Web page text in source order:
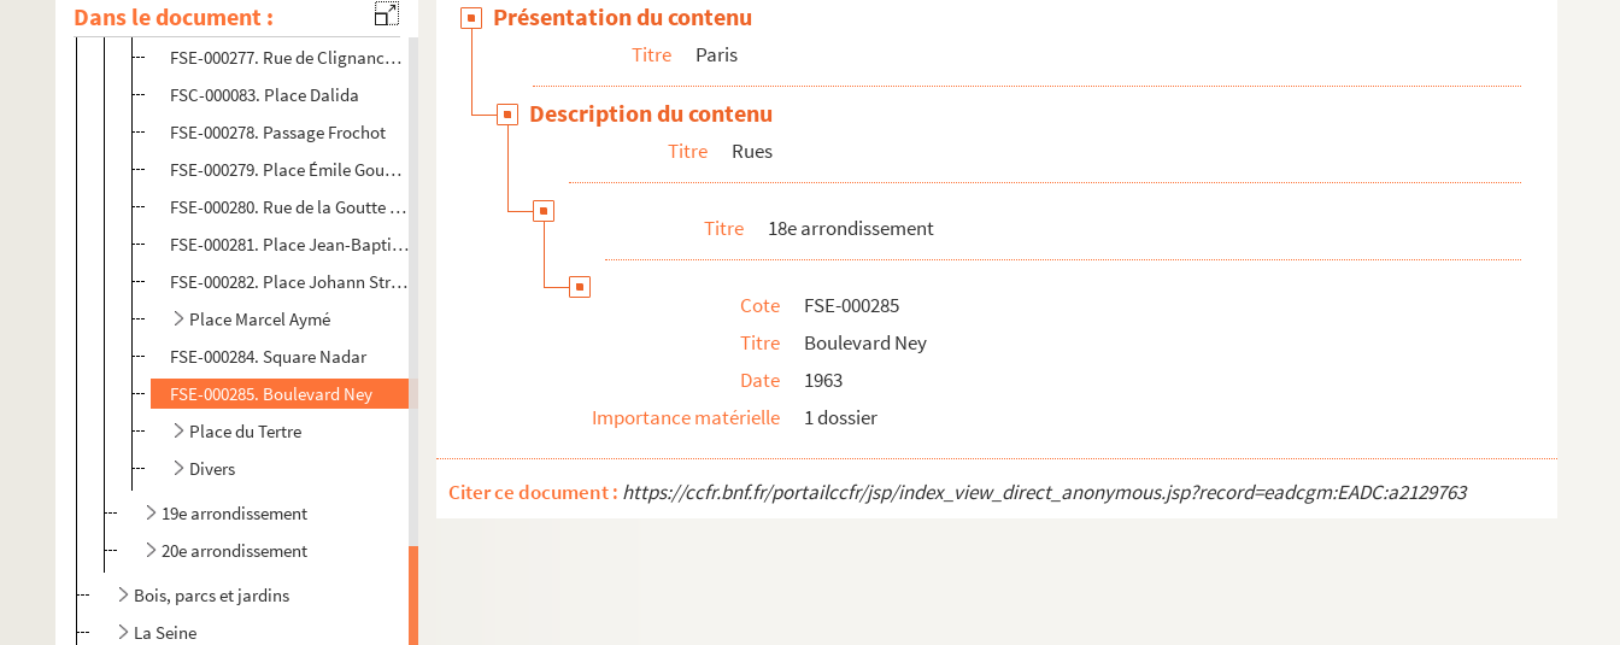
Dans le document :
FSC-000082. Rue Championnet
FSE-000277. Rue de Clignancourt
FSC-000083. Place Dalida
FSE-000278. Passage Frochot
FSE-000279. Place Émile Goudeau
FSE-000280. Rue de la Goutte d'Or
FSE-000281. Place Jean-Baptiste-Clément
FSE-000282. Place Johann Strauss
Place Marcel Aymé
FSE-000284. Square Nadar
FSE-000285. Boulevard Ney
Place du Tertre
Divers
19e arrondissement
20e arrondissement
Bois, parcs et jardins
La Seine
Présentation du contenu
Titre Paris
Description du contenu
Titre Rues
Titre 18e arrondissement
Cote
FSE-000285
Titre
Boulevard Ney
Date
1963
Importance matérielle
1 dossier
Citer ce document : https://ccfr.bnf.fr/portailccfr/jsp/index_view_direct_anonymous.jsp?record=eadcgm:EADC:a2129763